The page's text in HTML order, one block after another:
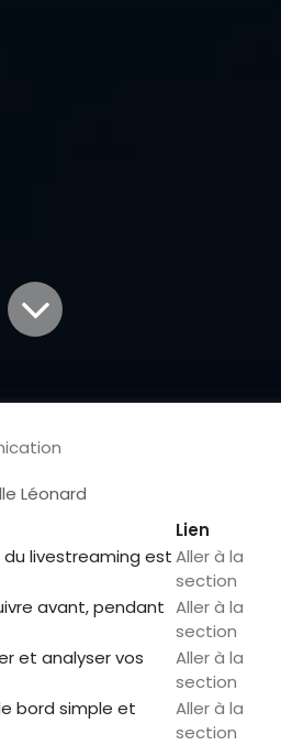
Léonard
Lien
du livestreaming estAller à la
section
avant, pendant Aller à la
section
et analyser vos
Aller à la
section
bord simple et
Aller à la
section